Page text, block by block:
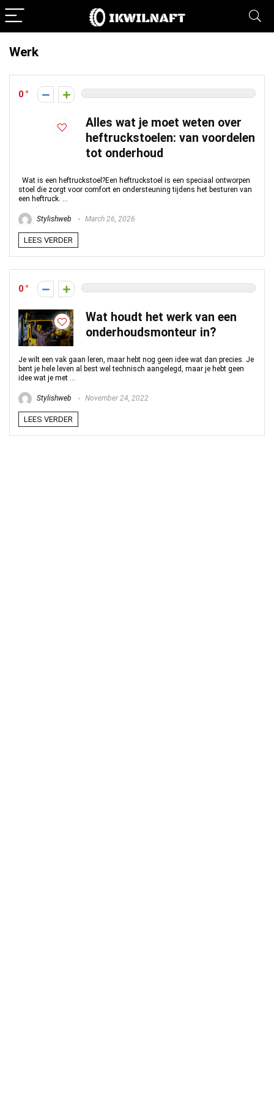
Werk
0
Alles wat je moet weten over
heftruckstoelen: van voordelen
tot onderhoud
Wat is een heftruckstoel?Een heftruckstoel is een speciaal ontworpen
stoel die zorgt voor comfort en ondersteuning tijdens het besturen van
een heftruck. ...
Stylishweb March 26, 2026
LEES VERDER
0
Wat houdt het werk van een
onderhoudsmonteur in?
Je wilt een vak gaan leren, maar hebt nog geen idee wat dan precies. Je
bent je hele leven al best wel technisch aangelegd, maar je hebt geen
idee wat je met ...
Stylishweb November 24, 2022
LEES VERDER